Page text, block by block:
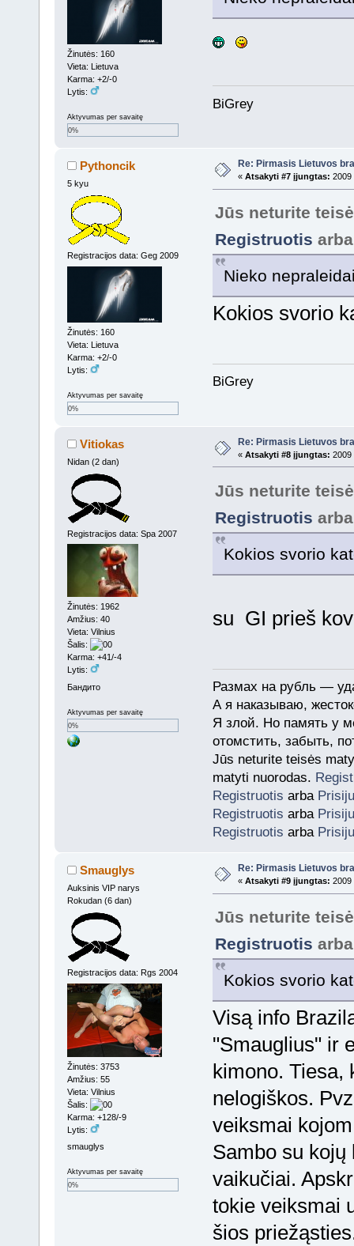
Žinutės: 160
Vieta: Lietuva
Karma: +2/-0
Lytis:
Aktyvumas per savaitę
0%
BiGrey
Pythoncik
5 kyu
Registracijos data: Geg 2009
Žinutės: 160
Vieta: Lietuva
Karma: +2/-0
Lytis:
Aktyvumas per savaitę
0%
Re: Pirmasis Lietuvos
« Atsakyti #7 įjungtas: 2009
Jūs neturite
Registruotis
Nieko
Kokios svorio
BiGrey
Vitiokas
Nidan (2 dan)
Registracijos data: Spa 2007
Žinutės: 1962
Amžius: 40
Vieta: Vilnius
Šalis:
Karma: +41/-4
Lytis:
Бандито
Aktyvumas per savaitę
0%
Re: Pirmasis Lietuvos
« Atsakyti #8 įjungtas: 2009
Jūs neturite
Registruotis
Kokios svorio
su GI prieš
Размах на рубль —
А я наказываю,
Я злой. Но память у
отомстить, забыть,
Jūs neturite teisės
matyti nuorodas.
Registruotis arba
Registruotis arba
Registruotis arba
Smauglys
Auksinis VIP narys
Rokudan (6 dan)
Registracijos data: Rgs 2004
Žinutės: 3753
Amžius: 55
Vieta: Vilnius
Šalis:
Karma: +128/-9
Lytis:
smauglys
Aktyvumas per savaitę
0%
Re: Pirmasis Lietuvos
« Atsakyti #9 įjungtas: 2009
Jūs neturite
Registruotis
Kokios svorio
Visą info
"Smauglius" ir
kimono. Tiesa,
nelogiškos.
veiksmai
Sambo su
vaikučiai.
tokie veiksmai
šios